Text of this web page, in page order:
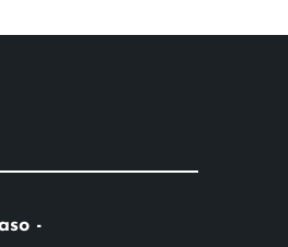
-